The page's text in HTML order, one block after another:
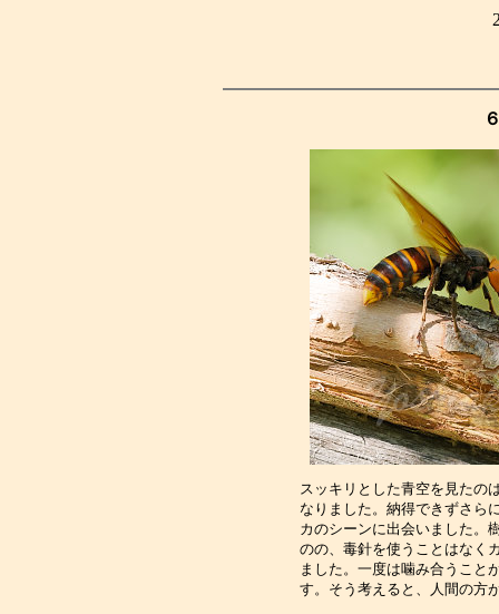
スッキリとした青空を見たの
なりました。納得できずさら
カのシーンに出会いました。
のの、毒針を使うことはなく
ました。一度は噛み合うこと
す。そう考えると、